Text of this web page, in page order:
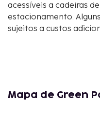
acessíveis a cadeiras
estacionamento.
sujeitos a custos
Mapa de Green